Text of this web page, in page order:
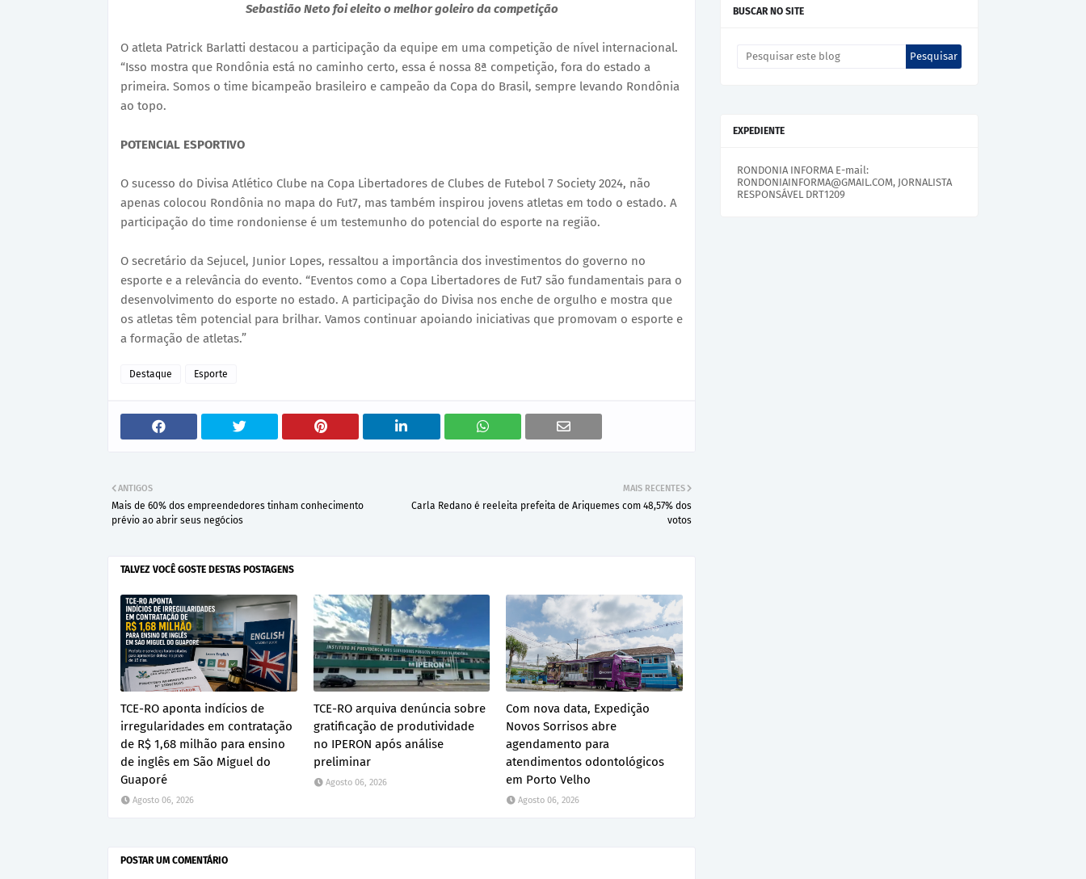
Sebastião Neto foi eleito o melhor goleiro da competição
O atleta Patrick Barlatti destacou a participação da equipe em uma competição de nível internacional.
“Isso mostra que Rondônia está no caminho certo, essa é nossa 8ª competição, fora do estado a
primeira. Somos o time bicampeão brasileiro e campeão da Copa do Brasil, sempre levando Rondônia
ao topo.
POTENCIAL ESPORTIVO
O sucesso do Divisa Atlético Clube na Copa Libertadores de Clubes de Futebol 7 Society 2024, não
apenas colocou Rondônia no mapa do Fut7, mas também inspirou jovens atletas em todo o estado. A
participação do time rondoniense é um testemunho do potencial do esporte na região.
O secretário da Sejucel, Junior Lopes, ressaltou a importância dos investimentos do governo no
esporte e a relevância do evento. “Eventos como a Copa Libertadores de Fut7 são fundamentais para o
desenvolvimento do esporte no estado. A participação do Divisa nos enche de orgulho e mostra que
os atletas têm potencial para brilhar. Vamos continuar apoiando iniciativas que promovam o esporte e
a formação de atletas.”
Destaque Esporte
MAIS RECENTES
Carla Redano é reeleita prefeita de Ariquemes com 48,57% dos
votos
ANTIGOS
Mais de 60% dos empreendedores tinham conhecimento
prévio ao abrir seus negócios
TALVEZ VOCÊ GOSTE DESTAS POSTAGENS
TCE-RO aponta indícios de
irregularidades em contratação
de R$ 1,68 milhão para ensino
de inglês em São Miguel do
Guaporé
Agosto 06, 2026
TCE-RO arquiva denúncia sobre
gratificação de produtividade
no IPERON após análise
preliminar
Agosto 06, 2026
Com nova data, Expedição
Novos Sorrisos abre
agendamento para
atendimentos odontológicos
em Porto Velho
Agosto 06, 2026
POSTAR UM COMENTÁRIO
BUSCAR NO SITE
EXPEDIENTE
RONDONIA INFORMA E-mail:
RONDONIAINFORMA@GMAIL.COM, JORNALISTA
RESPONSÁVEL DRT1209